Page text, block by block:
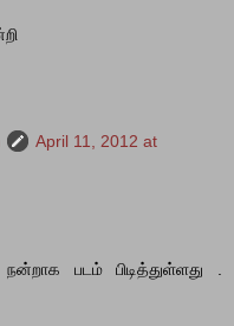
April 11, 2012 at
படம் பிடித்துள்ளது .